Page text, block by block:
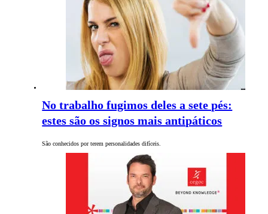
No trabalho fugimos deles a sete pés:
estes são os signos mais antipáticos
São conhecidos por terem personalidades difíceis.